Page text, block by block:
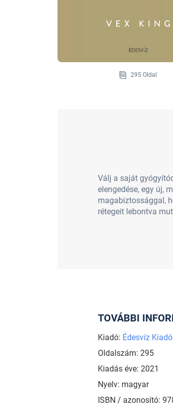
295 Oldal
Válj a saját
elengedése, egy új,
magabiztossággal,
rétegeit lebontva
TOVÁBBI
Kiadó: Édesvíz Kiadó
Oldalszám: 295
Kiadás éve: 2021
Nyelv: magyar
ISBN / azonosító: